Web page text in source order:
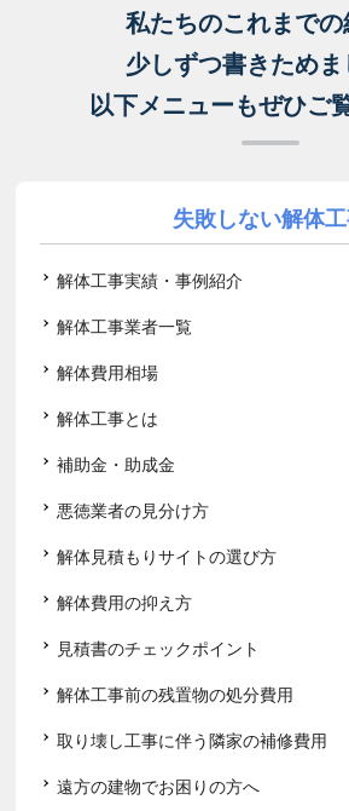
私たちのこれまでの
少しずつ書きためま
以下メニューもぜひご
失敗しない解体
解体工事実績・事例紹介
解体工事業者一覧
解体費用相場
解体工事とは
補助金・助成金
悪徳業者の見分け方
解体見積もりサイトの選び方
解体費用の抑え方
見積書のチェックポイント
解体工事前の残置物の処分費用
取り壊し工事に伴う隣家の補修費用
遠方の建物でお困りの方へ